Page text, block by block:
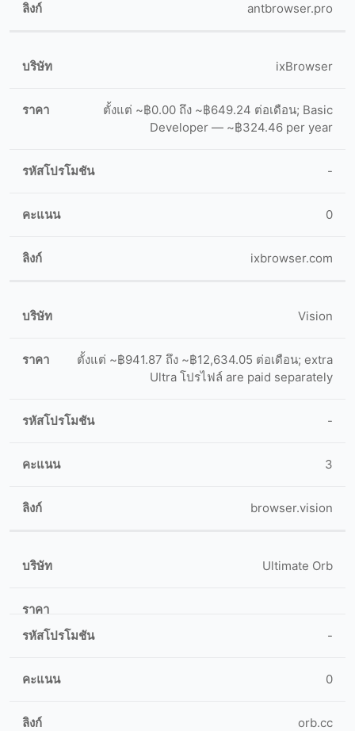
antbrowser.pro
ixBrowser
ตั้งแต่ ~฿0.00 ถึง ~฿649.24 ต่อเดือน; Basic
Developer — ~฿324.46 per year
-
0
ixbrowser.com
Vision
ตั้งแต่ ~฿941.87 ถึง ~฿12,634.05 ต่อเดือน; extra
Ultra โปรไฟล์ are paid separately
-
3
browser.vision
Ultimate Orb
-
0
orb.cc